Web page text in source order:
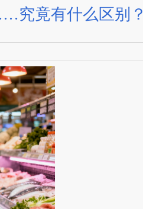
究竟有什么区别？